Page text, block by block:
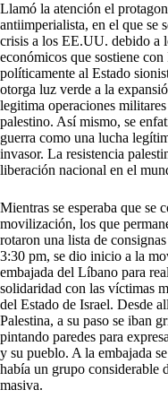
Llamó la atención el
antiimperialista, en el que se
crisis a los EE.UU. debido a
económicos que sostiene
políticamente al Estado
otorga luz verde a la
legitima operaciones
palestino. Así mismo, se
guerra como una lucha
invasor. La resistencia
liberación nacional en el
Mientras se esperaba que se
movilización, los que
rotaron una lista de
3:30 pm, se dio inicio a la
embajada del Líbano para
solidaridad con las víctimas
del Estado de Israel. Desde
Palestina, a su paso se iban
pintando paredes para
y su pueblo. A la embajada
había un grupo considerable
masiva.